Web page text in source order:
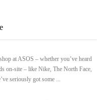
at ASOS – whether you’ve heard
on-site – like Nike, The North Face,
seriously got some ...